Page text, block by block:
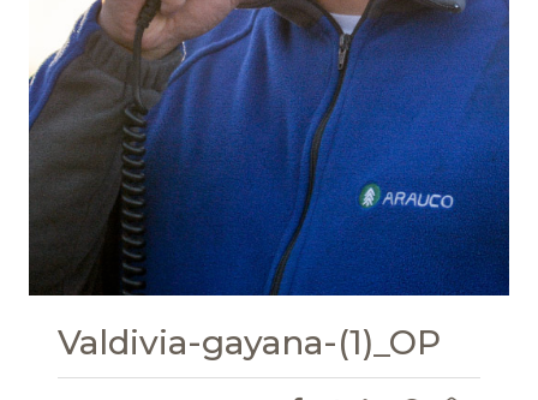
Valdivia-gayana-(1)_OP